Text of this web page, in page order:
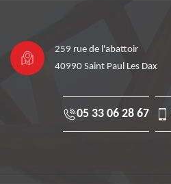
259 rue de l'abattoir
40990 Saint Paul Les Dax
05 33 06 28 67